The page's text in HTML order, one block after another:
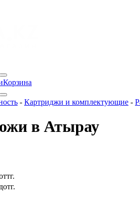
Корзина
- Картриджи и комплектующие -
в Атырау
тг.
дотг.